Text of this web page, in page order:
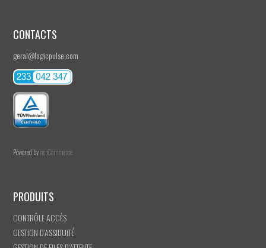
CONTACTS
geral@logicpulse.com
Powered bynopCommerce
PRODUITS
CONTRÔLE ACCÈS
GESTION D’ASSIDUITÉ